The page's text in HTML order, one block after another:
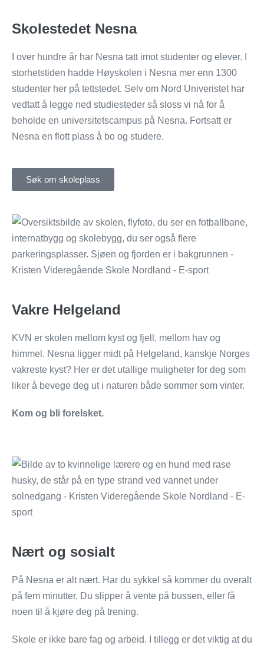
Skolestedet Nesna
I over hundre år har Nesna tatt imot studenter og elever. I
storhetstiden hadde Høyskolen i Nesna mer enn 1300
studenter her på tettstedet. Selv om Nord Univeristet har
vedtatt å legge ned studiesteder så sloss vi nå for å
beholde en universitetscampus på Nesna. Fortsatt er
Nesna en flott plass å bo og studere.
Søk om skoleplass
Vakre Helgeland
KVN er skolen mellom kyst og fjell, mellom hav og
himmel. Nesna ligger midt på Helgeland, kanskje Norges
vakreste kyst? Her er det utallige muligheter for deg som
liker å bevege deg ut i naturen både sommer som vinter.
Kom og bli forelsket.
Nært og sosialt
På Nesna er alt nært. Har du sykkel så kommer du overalt
på fem minutter. Du slipper å vente på bussen, eller få
noen til å kjøre deg på trening.
Skole er ikke bare fag og arbeid. I tillegg er det viktig at du